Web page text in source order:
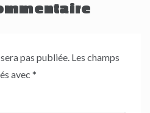
pas publiée. Les champs
avec *